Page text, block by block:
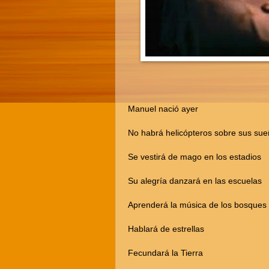
Manuel nació ayer
No habrá helicópteros sobre sus
Se vestirá de mago en los estadios
Su alegría danzará en las escuelas
Aprenderá la música de los bosques
Hablará de estrellas
Fecundará la Tierra